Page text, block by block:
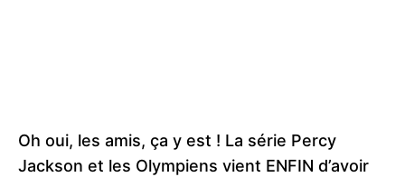
Oh oui, les amis, ça y est ! La série Percy
Jackson et les Olympiens vient ENFIN d’avoir